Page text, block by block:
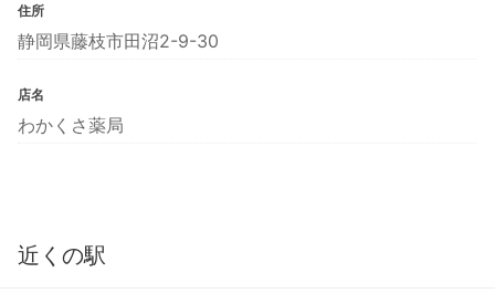
住所
静岡県藤枝市田沼2-9-30
店名
わかくさ薬局
近くの駅